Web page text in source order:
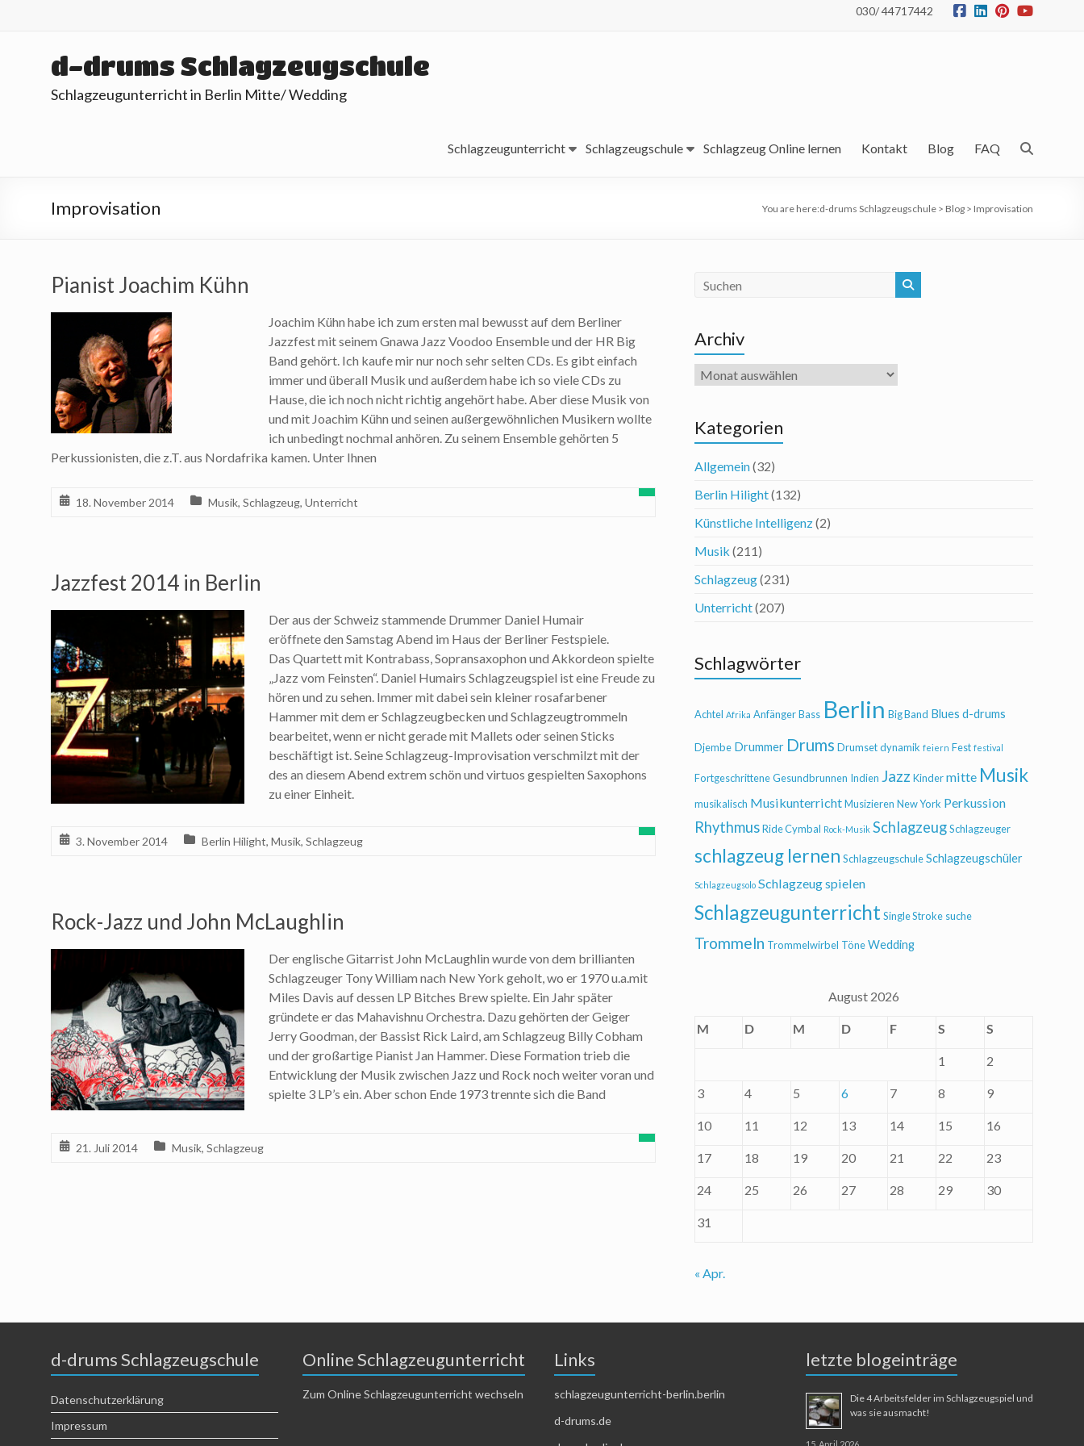
030/ 44717442
d-drums Schlagzeugschule
Schlagzeugunterricht in Berlin Mitte/ Wedding
Schlagzeugunterricht Schlagzeugschule Schlagzeug Online lernen Kontakt Blog FAQ
Improvisation You are here:d-drums Schlagzeugschule > Blog > Improvisation
Pianist Joachim Kühn
Joachim Kühn habe ich zum ersten mal bewusst auf dem Berliner
Jazzfest mit seinem Gnawa Jazz Voodoo Ensemble und der HR Big
Band gehört. Ich kaufe mir nur noch sehr selten CDs. Es gibt einfach
immer und überall Musik und außerdem habe ich so viele CDs zu
Hause, die ich noch nicht richtig angehört habe. Aber diese Musik von
und mit Joachim Kühn und seinen außergewöhnlichen Musikern wollte
ich unbedingt nochmal anhören. Zu seinem Ensemble gehörten 5
Perkussionisten, die z.T. aus Nordafrika kamen. Unter Ihnen
18. November 2014 Musik, Schlagzeug, Unterricht
Jazzfest 2014 in Berlin
Der aus der Schweiz stammende Drummer Daniel Humair
eröffnete den Samstag Abend im Haus der Berliner Festspiele.
Das Quartett mit Kontrabass, Sopransaxophon und Akkordeon spielte
„Jazz vom Feinsten“. Daniel Humairs Schlagzeugspiel ist eine Freude zu
hören und zu sehen. Immer mit dabei sein kleiner rosafarbener
Hammer mit dem er Schlagzeugbecken und Schlagzeugtrommeln
bearbeitet, wenn er nicht gerade mit Mallets oder seinen Sticks
beschäftigt ist. Seine Schlagzeug-Improvisation verschmilzt mit der
des an diesem Abend extrem schön und virtuos gespielten Saxophons
zu einer Einheit.
3. November 2014 Berlin Hilight, Musik, Schlagzeug
Rock-Jazz und John McLaughlin
Der englische Gitarrist John McLaughlin wurde von dem brillianten
Schlagzeuger Tony William nach New York geholt, wo er 1970 u.a.mit
Miles Davis auf dessen LP Bitches Brew spielte. Ein Jahr später
gründete er das Mahavishnu Orchestra. Dazu gehörten der Geiger
Jerry Goodman, der Bassist Rick Laird, am Schlagzeug Billy Cobham
und der großartige Pianist Jan Hammer. Diese Formation trieb die
Entwicklung der Musik zwischen Jazz und Rock noch weiter voran und
spielte 3 LP’s ein. Aber schon Ende 1973 trennte sich die Band
21. Juli 2014 Musik, Schlagzeug
Archiv
Archiv
Kategorien
Allgemein(32)
Berlin Hilight(132)
Künstliche Intelligenz(2)
Musik (211)
Schlagzeug(231)
Unterricht(207)
Schlagwörter
Achtel Afrika AnfängerBass Berlin Big Band Blues d-drums
Djembe Drummer Drums Drumsetdynamik feiern Fest festival
FortgeschritteneGesundbrunnen Indien Jazz Kindermitte Musik
musikalisch MusikunterrichtMusizieren New York Perkussion
RhythmusRide Cymbal Rock-Musik SchlagzeugSchlagzeuger
schlagzeug lernen SchlagzeugschuleSchlagzeugschüler
Schlagzeugsolo Schlagzeug spielen
SchlagzeugunterrichtSingle Stroke suche
Trommeln Trommelwirbel TöneWedding
August 2026
M D M D F S S
1 2
3 4 5 6 7 8 9
10 11 12 13 14 15 16
17 18 19 20 21 22 23
24 25 26 27 28 29 30
31
« Apr.
d-drums Schlagzeugschule
Datenschutzerklärung
Impressum
Online Schlagzeugunterricht
Zum Online Schlagzeugunterricht wechseln
Links
schlagzeugunterricht-berlin.berlin
d-drums.de
letzte blogeinträge
Die 4 Arbeitsfelder im Schlagzeugspiel und
was sie ausmacht!